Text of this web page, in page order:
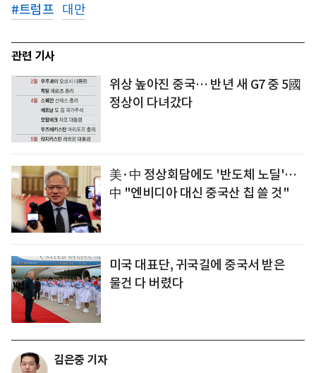
#트럼프 대만
관련 기사
위상 높아진 중국… 반년 새 G7 중 5國
정상이 다녀갔다
美·中 정상회담에도 '반도체 노딜'…
中 "엔비디아 대신 중국산 칩 쓸 것"
미국 대표단, 귀국길에 중국서 받은
물건 다 버렸다
김은중 기자